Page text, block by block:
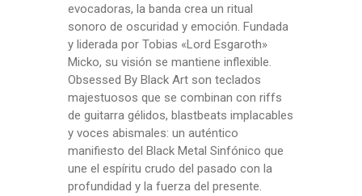
evocadoras, la banda crea un ritual
sonoro de oscuridad y emoción. Fundada
y liderada por Tobias «Lord Esgaroth»
Micko, su visión se mantiene inflexible.
Obsessed By Black Art son teclados
majestuosos que se combinan con riffs
de guitarra gélidos, blastbeats implacables
y voces abismales: un auténtico
manifiesto del Black Metal Sinfónico que
une el espíritu crudo del pasado con la
profundidad y la fuerza del presente.